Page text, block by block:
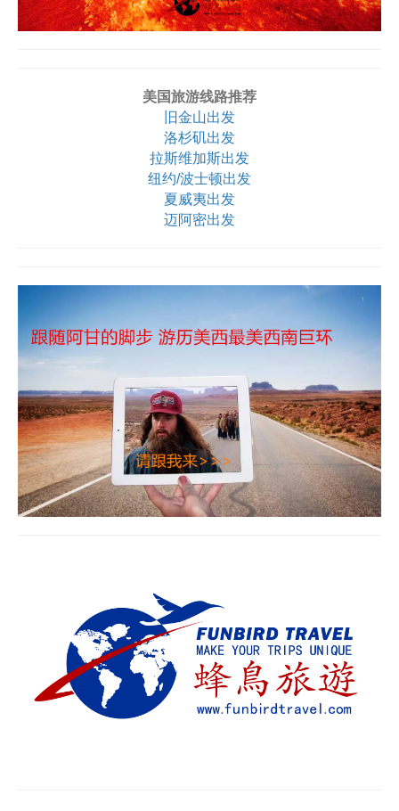
美国旅游线路推荐
旧金山出发
洛杉矶出发
拉斯维加斯出发
纽约/波士顿出发
夏威夷出发
迈阿密出发